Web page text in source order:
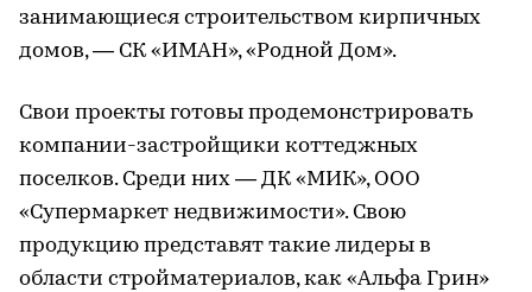
занимающиеся строительством кирпичных
домов, — СК «ИМАН», «Родной Дом».
Свои проекты готовы продемонстрировать
компании-застройщики коттеджных
поселков. Среди них — ДК «МИК», ООО
«Супермаркет недвижимости». Свою
продукцию представят такие лидеры в
области стройматериалов, как «Альфа Грин»